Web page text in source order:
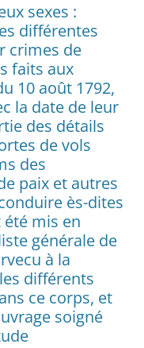
sexes :
différentes
crimes de
faits aux
10 août 1792,
la date de leur
des détails
de vols
des
paix et autres
ès-dites
mis en
générale de
à la
différents
ce corps, et
soigné